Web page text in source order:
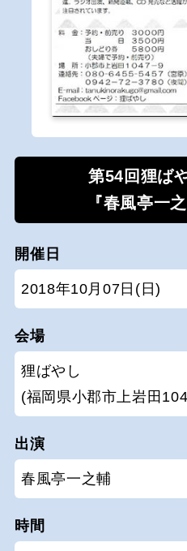
第54回狸ば
『春風亭一
開催日
2018年10月07日(日)
会場
狸ばやし
(福岡県小郡市上岩田
出演
春風亭一之輔
時間